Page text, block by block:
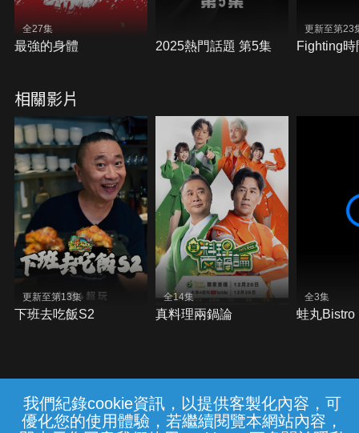
我們紀錄cookie資訊，以提供客製化內容，可
優化您的使用體驗，若繼續閱覽本網站內容，
全27集
最強的身體 2025熱門話題 第5集
更新至第23
Fighting時
相關影片
更新至第13集
下班去吃飯S2
全14集
真料理兩鍋論
全3集
蛙丸Bistro
常見問題 線上客服 服務條款 隱私權保護
{{notifyMsg}}